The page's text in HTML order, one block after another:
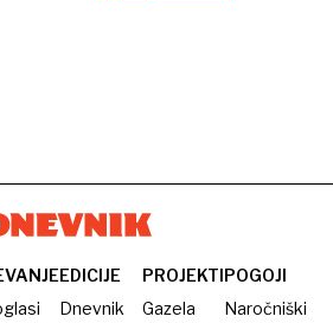
EDICIJE
Dnevnik
PROJEKTI
Gazela
POGOJI
Naročniški